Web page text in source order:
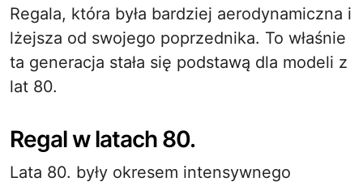
Regala, która była bardziej aerodynamiczna i
lżejsza od swojego poprzednika. To właśnie
ta generacja stała się podstawą dla modeli z
lat 80.
Regal w latach 80.
Lata 80. były okresem intensywnego